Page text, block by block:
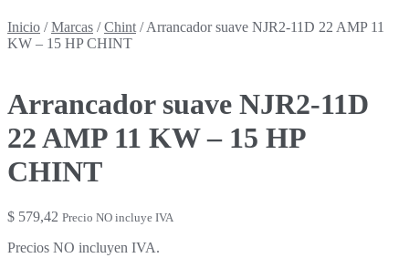
Inicio /Marcas /Chint /Arrancador suave NJR2-11D 22 AMP 11
KW – 15 HP CHINT
Arrancador suave NJR2-11D
22 AMP 11 KW – 15 HP
CHINT
$ 579,42 Precio NO incluye IVA
Precios NO incluyen IVA.